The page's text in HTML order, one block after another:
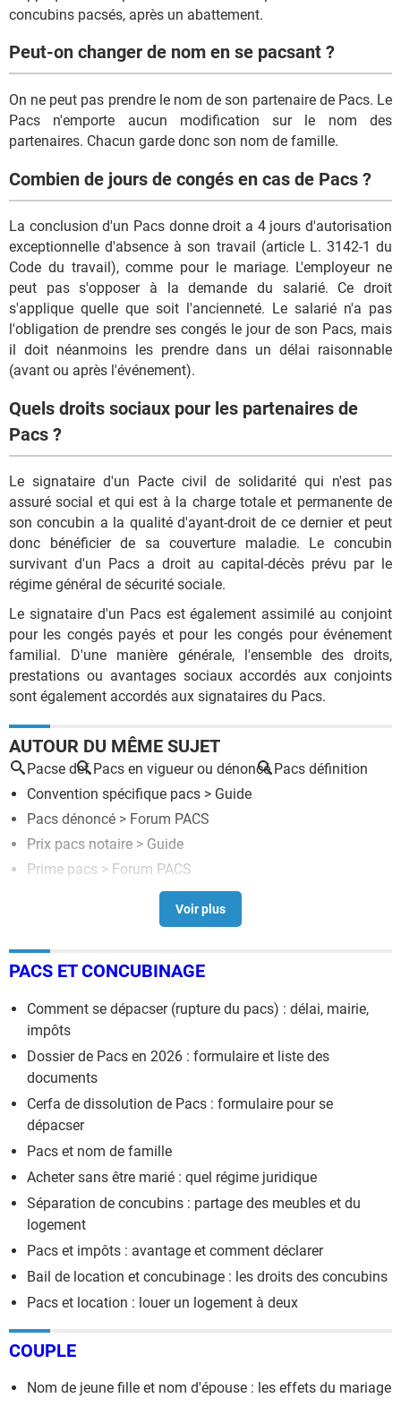
concubins pacsés, après un abattement.
Peut-on changer de nom en se pacsant ?
On ne peut pas prendre le nom de son partenaire de Pacs. Le
Pacs n'emporte aucun modification sur le nom des
partenaires. Chacun garde donc son nom de famille.
Combien de jours de congés en cas de Pacs ?
La conclusion d'un Pacs donne droit a 4 jours d'autorisation
exceptionnelle d'absence à son travail (article L. 3142-1 du
Code du travail), comme pour le mariage. L'employeur ne
peut pas s'opposer à la demande du salarié. Ce droit
s'applique quelle que soit l'ancienneté. Le salarié n'a pas
l'obligation de prendre ses congés le jour de son Pacs, mais
il doit néanmoins les prendre dans un délai raisonnable
(avant ou après l'événement).
Quels droits sociaux pour les partenaires de
Pacs ?
Le signataire d'un Pacte civil de solidarité qui n'est pas
assuré social et qui est à la charge totale et permanente de
son concubin a la qualité d'ayant-droit de ce dernier et peut
donc bénéficier de sa couverture maladie. Le concubin
survivant d'un Pacs a droit au capital-décès prévu par le
régime général de sécurité sociale.
Le signataire d'un Pacs est également assimilé au conjoint
pour les congés payés et pour les congés pour événement
familial. D'une manière générale, l'ensemble des droits,
prestations ou avantages sociaux accordés aux conjoints
sont également accordés aux signataires du Pacs.
AUTOUR DU MÊME SUJET
Pacse def Pacs en vigueur ou dénoncé Pacs définition
Convention spécifique pacs > Guide
Pacs dénoncé > Forum PACS
Prix pacs notaire > Guide
Prime pacs > Forum PACS
Modele testament pacs>Forum Donation-Succession
PACS ET CONCUBINAGE
Comment se dépacser (rupture du pacs) : délai, mairie,
impôts
Dossier de Pacs en 2026 : formulaire et liste des
documents
Cerfa de dissolution de Pacs : formulaire pour se
dépacser
Pacs et nom de famille
Acheter sans être marié : quel régime juridique
Séparation de concubins : partage des meubles et du
logement
Pacs et impôts : avantage et comment déclarer
Bail de location et concubinage : les droits des concubins
Pacs et location : louer un logement à deux
COUPLE
Nom de jeune fille et nom d'épouse : les effets du mariage